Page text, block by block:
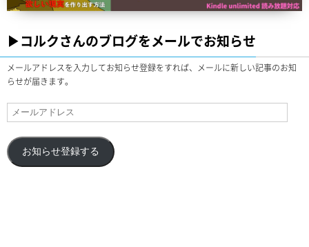
▶︎コルクさんのブログをメールでお知らせ
メールアドレスを入力してお知らせ登録をすれば、メールに新しい記事のお知
らせが届きます。
お知らせ登録する